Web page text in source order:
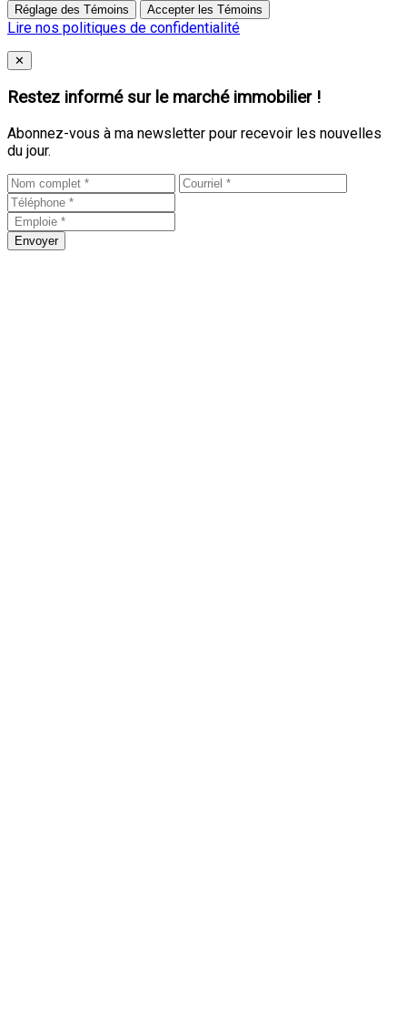
Réglage des Témoins Accepter les Témoins
Lire nos politiques de confidentialité
Close
✕
Restez informé sur le marché immobilier !
Abonnez-vous à ma newsletter pour recevoir les nouvelles
du jour.
Envoyer